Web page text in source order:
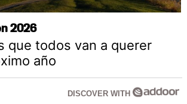
2026
que todos van a querer
año
DISCOVER WITH